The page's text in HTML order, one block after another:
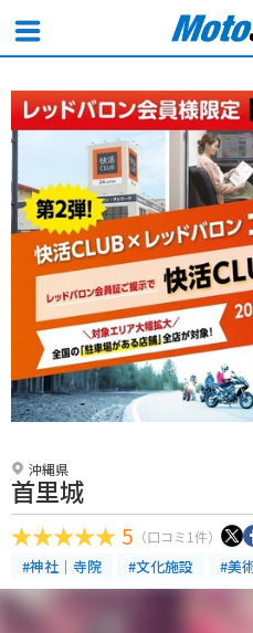
沖縄県
首里城
5 （口コミ1件）
#神社｜寺院 #文化施設 #美